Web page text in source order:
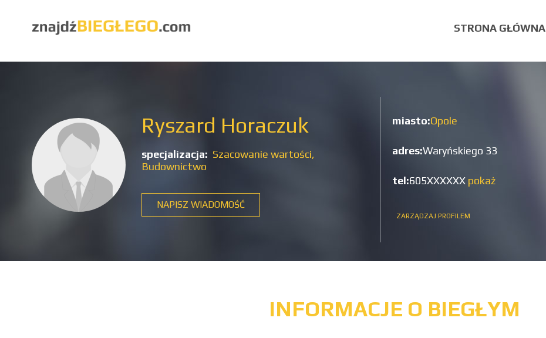
STRONA GŁÓWNA
Ryszard Horaczuk
specjalizacja: Szacowanie wartości,
Budownictwo
NAPISZ WIADOMOŚĆ
miasto:Opole
adres:Waryńskiego 33
tel:605XXXXXX pokaż
ZARZĄDZAJ PROFILEM
INFORMACJE O BIEGŁYM